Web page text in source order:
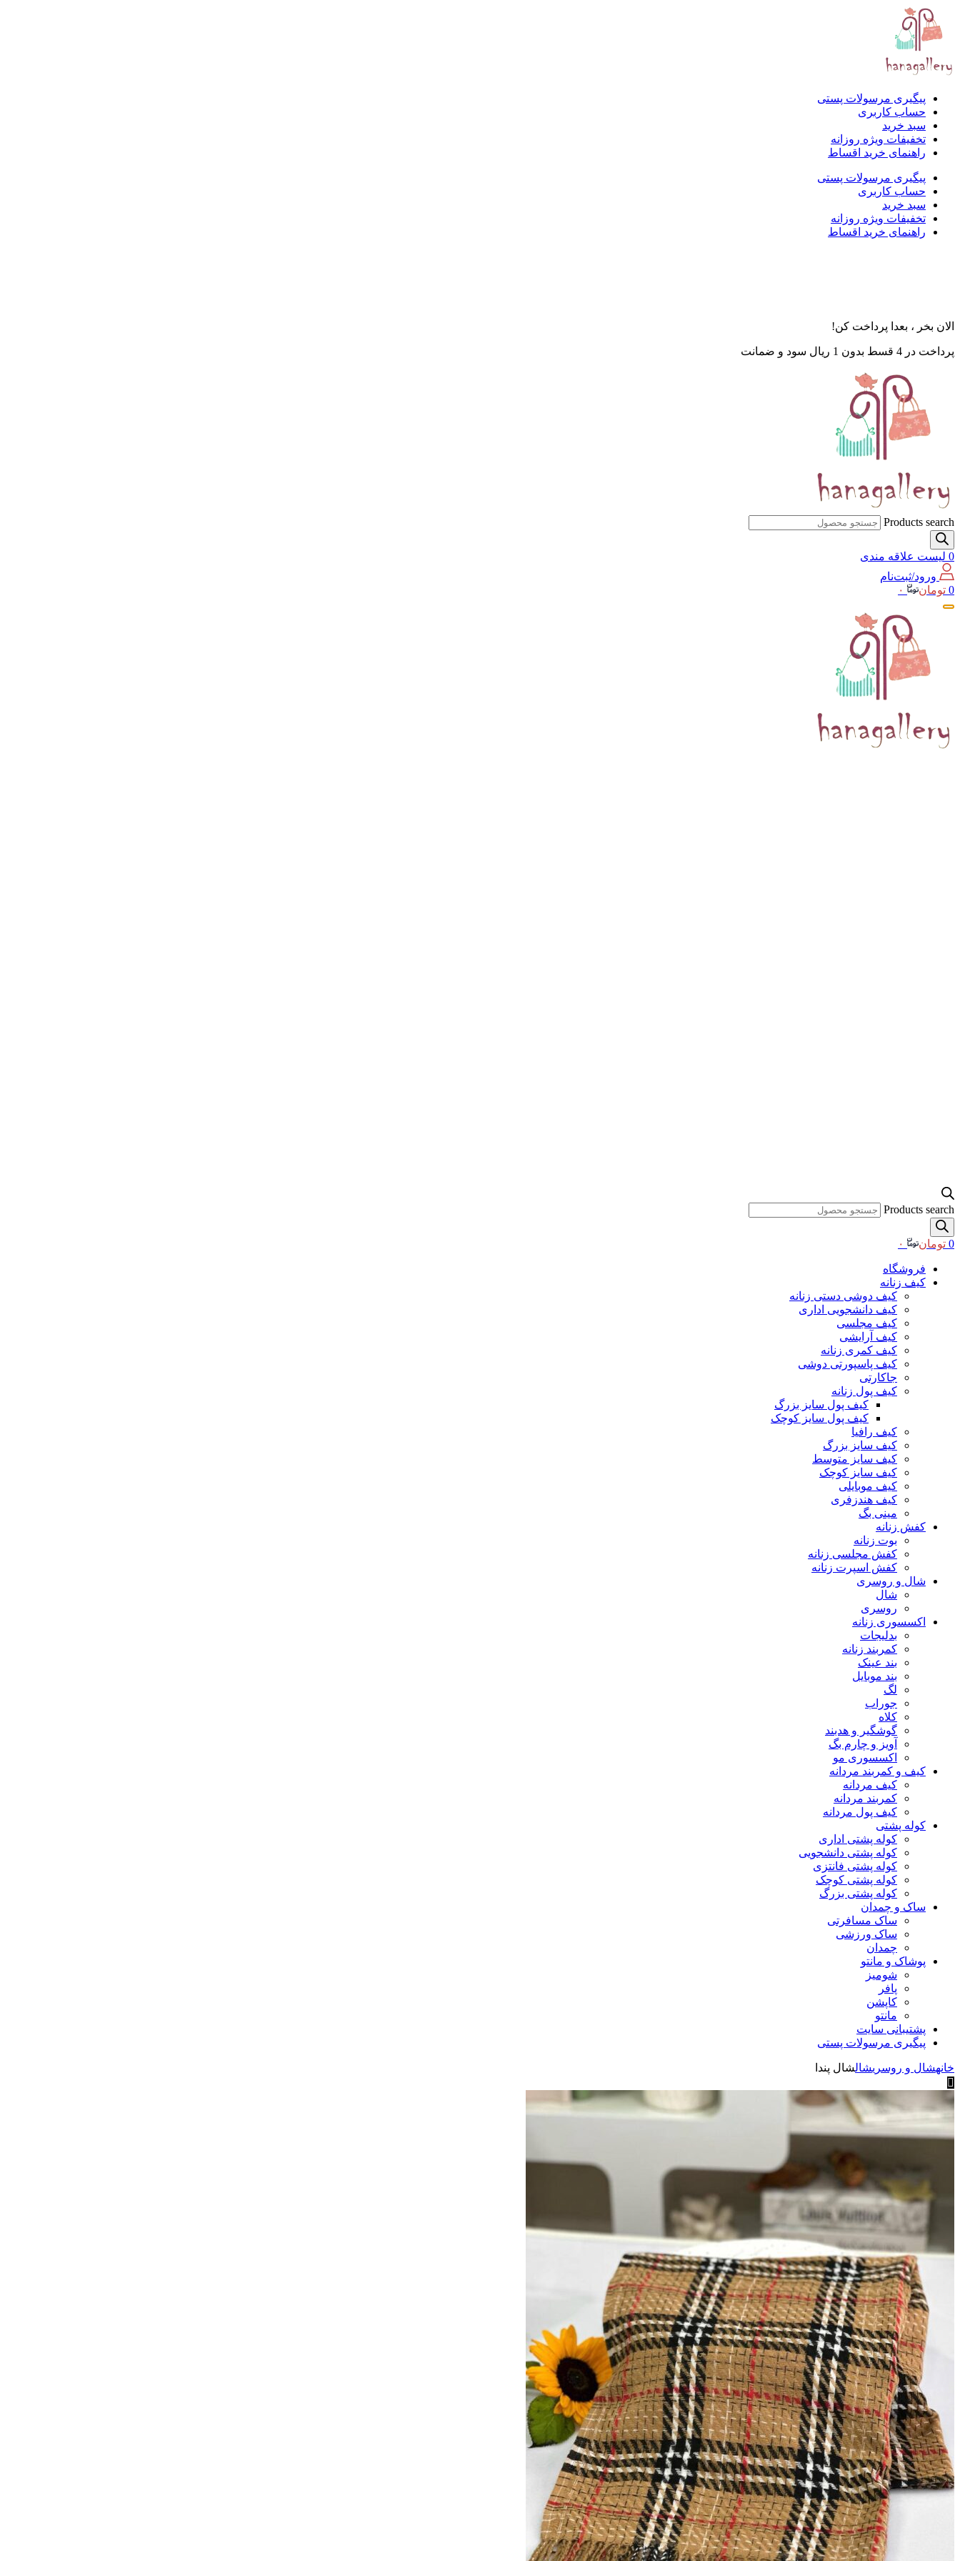
پیگیری مرسولات پستی
حساب کاربری
سبد خرید
تخفیفات ویژه روزانه
راهنمای خرید اقساط
پیگیری مرسولات پستی
حساب کاربری
سبد خرید
تخفیفات ویژه روزانه
راهنمای خرید اقساط
الان بخر ، بعدا پرداخت کن!
پرداخت در 4 قسط بدون 1 ریال سود و ضمانت
Products search
0 لیست علاقه مندی
ورود/ثبت‌نام
0 تومان
Products search
0 تومان
فروشگاه
کیف زنانه
کیف دوشی دستی زنانه
کیف دانشجویی اداری
کیف مجلسی
کیف آرایشی
کیف کمری زنانه
کیف پاسپورتی دوشی
جاکارتی
کیف پول زنانه
کیف پول سایز بزرگ
کیف پول سایز کوچک
کیف رافیا
کیف سایز بزرگ
کیف سایز متوسط
کیف سایز کوچک
کیف موبایلی
کیف هندزفری
مینی بگ
کفش زنانه
بوت زنانه
کفش مجلسی زنانه
کفش اسپرت زنانه
شال و روسری
شال
روسری
اکسسوری زنانه
بدلیجات
کمربند زنانه
بند عینک
بند موبایل
لگ
جوراب
کلاه
گوشگیر و هدبند
آویز و چارم بگ
اکسسوری مو
کیف و کمربند مردانه
کیف مردانه
کمربند مردانه
کیف پول مردانه
کوله پشتی
کوله پشتی اداری
کوله پشتی دانشجویی
کوله پشتی فانتزی
کوله پشتی کوچک
کوله پشتی بزرگ
ساک و چمدان
ساک مسافرتی
ساک ورزشی
چمدان
پوشاک و مانتو
شومیز
پافر
کاپشن
مانتو
پشتیبانی سایت
پیگیری مرسولات پستی
خانهشال و روسریشالشال پندا